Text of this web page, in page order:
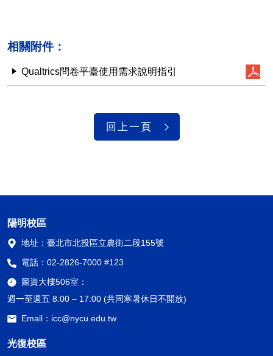
相關附件：
Qualtrics問卷平臺使用需求說明指引
回上一頁
陽明校區
地址： 臺北市北投區立農街二段155號
電話： 02-2826-7000 #123
圖資大樓506室：
週一至週五 8:00 – 17:00 (共同寒暑休日不開放)
Email： icc@nycu.edu.tw
光復校區